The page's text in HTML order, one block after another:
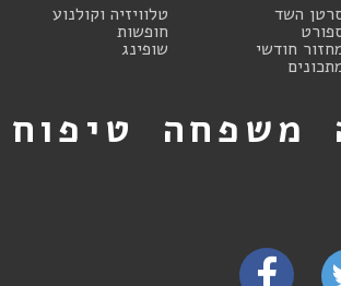
השד
חודשי
טלוויזיה וקולנוע
חופשות
שופינג
משפחה טיפוח